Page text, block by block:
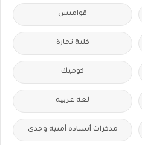
قواميس
كلية تجارة
كوميك
لغة عربية
مذكرات أستاذة أمنية وجدى